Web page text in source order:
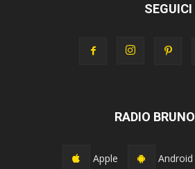
SEGUICI
RADIO
Apple Android